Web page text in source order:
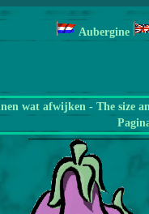
Aubergine
wat afwijken - The size